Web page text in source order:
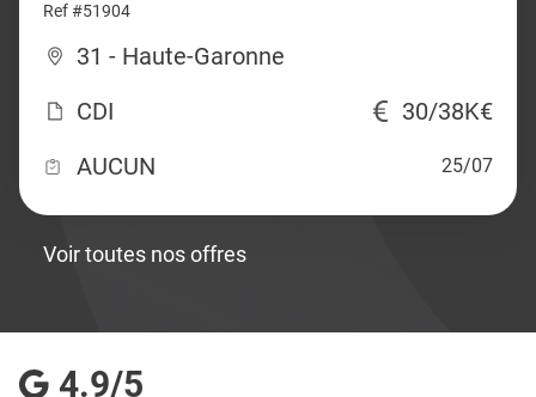
Ref #51904
31 - Haute-Garonne
CDI
30/38K€
AUCUN
25/07
Voir toutes nos offres
4.9/5